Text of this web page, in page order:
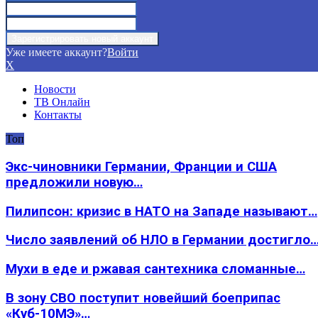
Уже имеете аккаунт?Войти
X
Новости
ТВ Онлайн
Контакты
Топ
Экс-чиновники Германии, Франции и США
предложили новую…
Пилипсон: кризис в НАТО на Западе называют…
Число заявлений об НЛО в Германии
Мухи в еде и ржавая сантехника сломанные…
В зону СВО поступит новейший боеприпас
«Куб-10МЭ»…